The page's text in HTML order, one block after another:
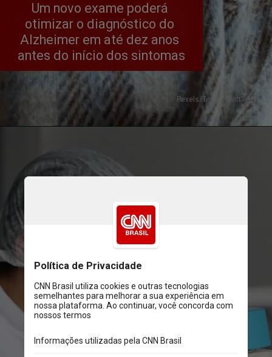
Um novo exame poderá
otimizar o diagnóstico do
Alzheimer em até dez anos
antes do início dos sintomas
Pexels/Teona Swift